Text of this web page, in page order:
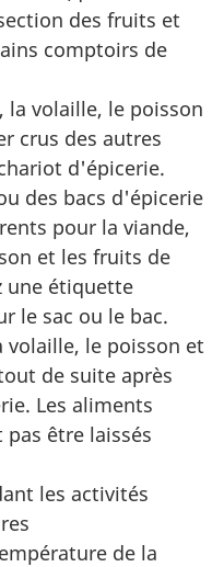
des fruits et
comptoirs de
la volaille, le poisson
crus des autres
d'épicerie.
des bacs d'épicerie
pour la viande,
et les fruits de
une étiquette
le sac ou le bac.
volaille, le poisson et
de suite après
Les aliments
être laissés
les activités
de la